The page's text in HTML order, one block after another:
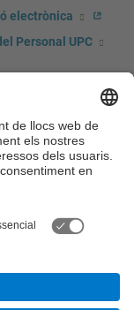
electrònica
Personal UPC
marxandatge
premsa
i salut
i emergències